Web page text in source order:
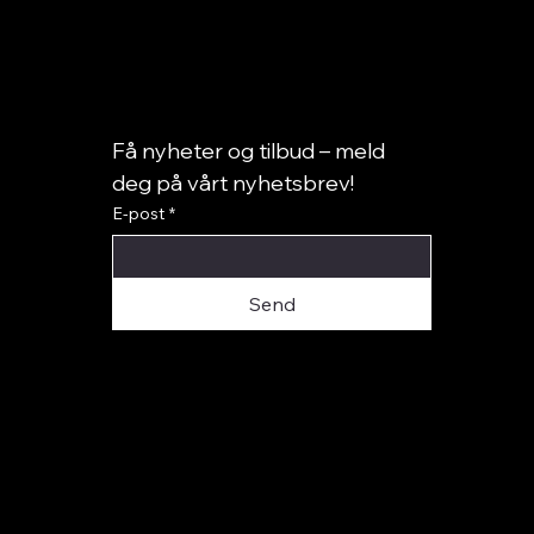
Få nyheter og tilbud – meld
deg på vårt nyhetsbrev!
E-post *
Send